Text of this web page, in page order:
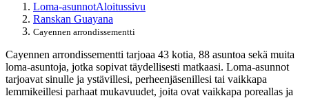
Loma-asunnotAloitussivu
Ranskan Guayana
Cayennen arrondissementti
Cayennen arrondissementti tarjoaa 43 kotia, 88 asuntoa sekä muita
loma-asuntoja, jotka sopivat täydellisesti matkaasi. Loma-asunnot
tarjoavat sinulle ja ystävillesi, perheenjäsenillesi tai vaikkapa
lemmikeillesi parhaat mukavuudet, joita ovat vaikkapa poreallas ja